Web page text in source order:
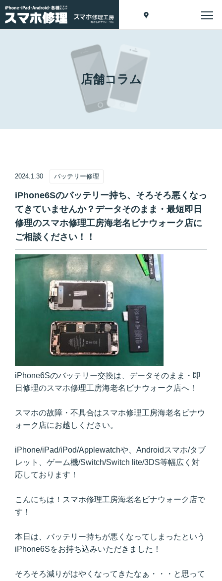
店舗コラム
2024.1.30 バッテリー修理
iPhone6Sのバッテリー持ち、そろそろ悪くなっ
てきていませんか？データそのまま・最短即日
修理のスマホ修理工房海老名ビナウォーク店に
ご相談ください！！
iPhone6Sのバッテリー交換は、データそのまま・即
日修理のスマホ修理工房海老名ビナウォーク店へ！
スマホの故障・不具合はスマホ修理工房海老名ビナウ
ォーク店にお越しください。
iPhone/iPad/iPod/Applewatchや、Androidスマホ/タブ
レット、ゲーム機/Switch/Switch lite/3DS等幅広く対
応しております！
こんにちは！スマホ修理工房海老名ビナウォーク店で
す！
本日は、バッテリー持ちが悪くなってしまったという
iPhone6Sをお持ち込みいただきました！
そろそろ減りがはやくなってきたなぁ・・・と思って